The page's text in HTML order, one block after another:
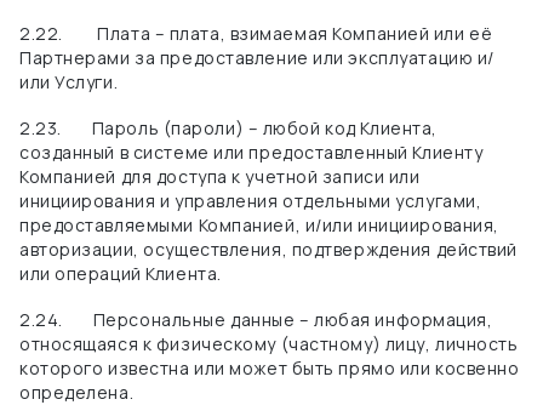
2.22.
Плата – плата, взимаемая Компанией или её
Партнерами за предоставление или эксплуатацию и/
или Услуги.
2.23.
Пароль (пароли) – любой код Клиента,
созданный в системе или предоставленный Клиенту
Компанией для доступа к учетной записи или
инициирования и управления отдельными услугами,
предоставляемыми Компанией, и/или инициирования,
авторизации, осуществления, подтверждения действий
или операций Клиента.
2.24.
Персональные данные – любая информация,
относящаяся к физическому (частному) лицу, личность
которого известна или может быть прямо или косвенно
определена.